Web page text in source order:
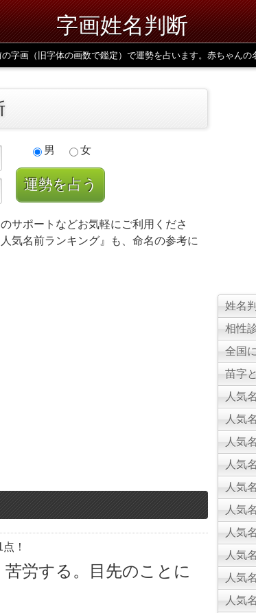
字画姓名判断
字画（旧字体の画数で鑑定）で運勢を占います。赤ちゃんの
男 女
サポートなどお気軽にご利用くださ
気名前ランキング』も、命名の参考に
！
労する。目先のことに
姓名
相性
全国
苗字
人気
人気
人気
人気
人気
人気
人気
人気
人気
人気